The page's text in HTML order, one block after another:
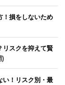
！損をしないため
リスクを抑えて賢
)
い！リスク別・最